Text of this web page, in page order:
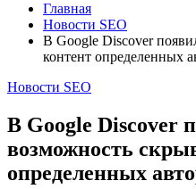
Главная
Новости SEO
В Google Discover
контент определенных
Новости SEO
В Google Discover
возможность
определенных